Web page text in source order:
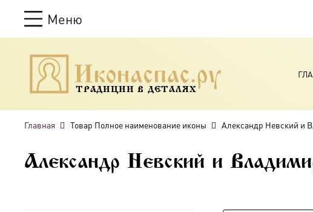
Меню
ТРАДИЦИИ В ДЕТАЛЯХ
Главная Товар Полное наименование иконы Александр Невский и
Александр Невский и